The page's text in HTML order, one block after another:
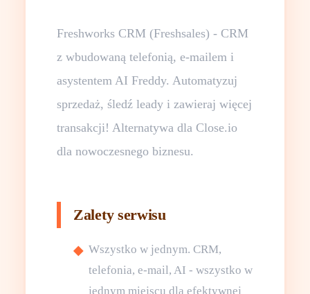
Freshworks CRM (Freshsales) - CRM
z wbudowaną telefonią, e-mailem i
asystentem AI Freddy. Automatyzuj
sprzedaż, śledź leady i zawieraj więcej
transakcji! Alternatywa dla Close.io
dla nowoczesnego biznesu.
Zalety serwisu
Wszystko w jednym. CRM,
telefonia, e-mail, AI - wszystko w
jednym miejscu dla efektywnej